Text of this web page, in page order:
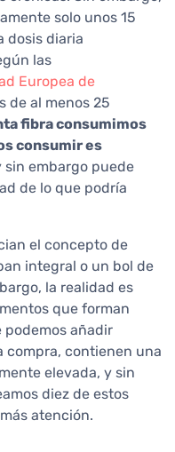
solo unos 15
dosis diaria
las
Europea de
de al menos 25
fibra consumimos
consumir es
sin embargo puede
de lo que podría
el concepto de
integral o un bol de
la realidad es
que forman
podemos añadir
compra, contienen una
elevada, y sin
diez de estos
atención.